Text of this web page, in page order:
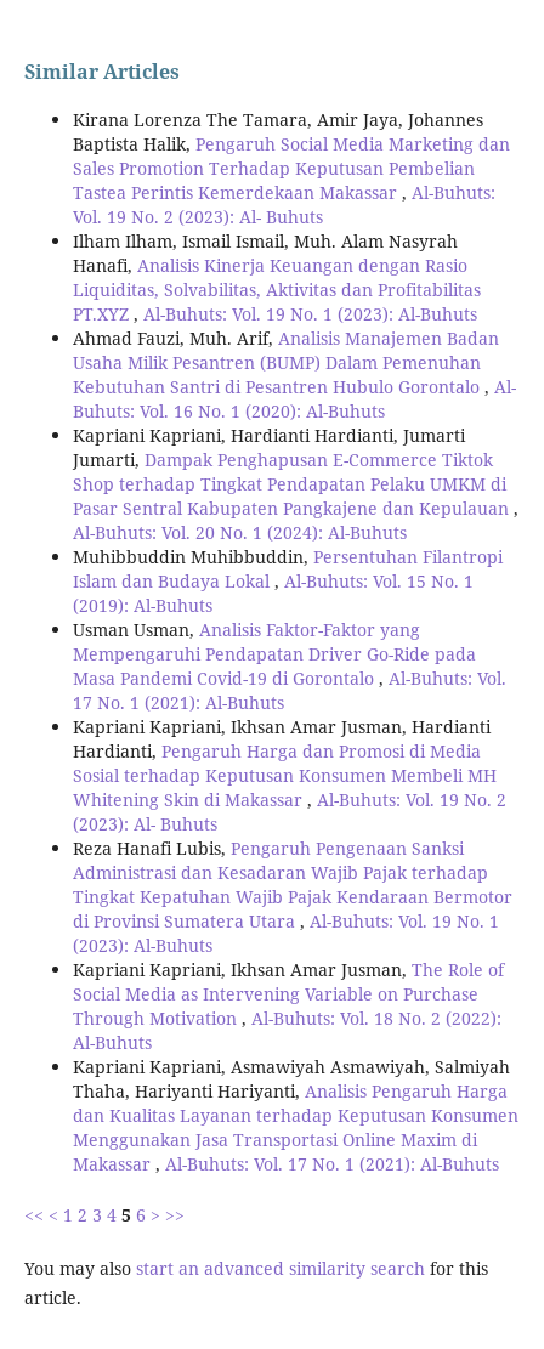
Similar Articles
Kirana Lorenza The Tamara, Amir Jaya, Johannes
Baptista Halik, Pengaruh Social Media Marketing dan
Sales Promotion Terhadap Keputusan Pembelian
Tastea Perintis Kemerdekaan Makassar , Al-Buhuts:
Vol. 19 No. 2 (2023): Al- Buhuts
Ilham Ilham, Ismail Ismail, Muh. Alam Nasyrah
Hanafi, Analisis Kinerja Keuangan dengan Rasio
Liquiditas, Solvabilitas, Aktivitas dan Profitabilitas
PT.XYZ , Al-Buhuts: Vol. 19 No. 1 (2023): Al-Buhuts
Ahmad Fauzi, Muh. Arif, Analisis Manajemen Badan
Usaha Milik Pesantren (BUMP) Dalam Pemenuhan
Kebutuhan Santri di Pesantren Hubulo Gorontalo , Al-
Buhuts: Vol. 16 No. 1 (2020): Al-Buhuts
Kapriani Kapriani, Hardianti Hardianti, Jumarti
Jumarti, Dampak Penghapusan E-Commerce Tiktok
Shop terhadap Tingkat Pendapatan Pelaku UMKM di
Pasar Sentral Kabupaten Pangkajene dan Kepulauan ,
Al-Buhuts: Vol. 20 No. 1 (2024): Al-Buhuts
Muhibbuddin Muhibbuddin, Persentuhan Filantropi
Islam dan Budaya Lokal , Al-Buhuts: Vol. 15 No. 1
(2019): Al-Buhuts
Usman Usman, Analisis Faktor-Faktor yang
Mempengaruhi Pendapatan Driver Go-Ride pada
Masa Pandemi Covid-19 di Gorontalo , Al-Buhuts: Vol.
17 No. 1 (2021): Al-Buhuts
Kapriani Kapriani, Ikhsan Amar Jusman, Hardianti
Hardianti, Pengaruh Harga dan Promosi di Media
Sosial terhadap Keputusan Konsumen Membeli MH
Whitening Skin di Makassar , Al-Buhuts: Vol. 19 No. 2
(2023): Al- Buhuts
Reza Hanafi Lubis, Pengaruh Pengenaan Sanksi
Administrasi dan Kesadaran Wajib Pajak terhadap
Tingkat Kepatuhan Wajib Pajak Kendaraan Bermotor
di Provinsi Sumatera Utara , Al-Buhuts: Vol. 19 No. 1
(2023): Al-Buhuts
Kapriani Kapriani, Ikhsan Amar Jusman, The Role of
Social Media as Intervening Variable on Purchase
Through Motivation , Al-Buhuts: Vol. 18 No. 2 (2022):
Al-Buhuts
Kapriani Kapriani, Asmawiyah Asmawiyah, Salmiyah
Thaha, Hariyanti Hariyanti, Analisis Pengaruh Harga
dan Kualitas Layanan terhadap Keputusan Konsumen
Menggunakan Jasa Transportasi Online Maxim di
Makassar , Al-Buhuts: Vol. 17 No. 1 (2021): Al-Buhuts
<< < 1 2 3 4 5 6 > >>
You may also start an advanced similarity searchfor this
article.